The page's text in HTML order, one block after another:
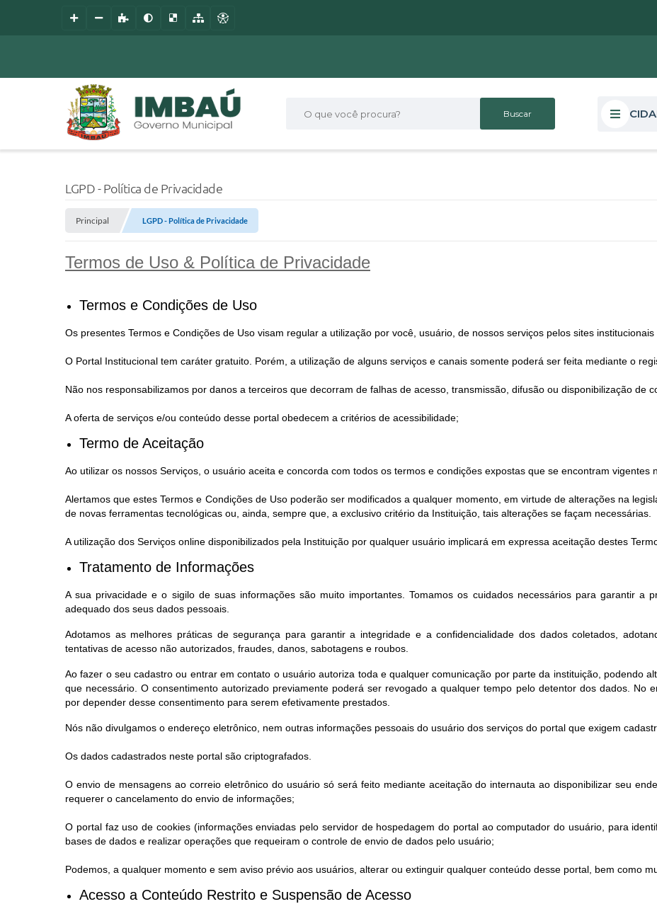
O que você procura?
LGPD - Política de Privacidade
Principal LGPD - Política de Privacidade
Termos de Uso & Política de Privacidade
Termos e Condições de Uso
Os presentes Termos e Condições de Uso visam regular a utilização por você, usuário, de nossos serviços pelos sites institucionais
O Portal Institucional tem caráter gratuito. Porém, a utilização de alguns serviços e canais somente poderá ser feita mediante o
Não nos responsabilizamos por danos a terceiros que decorram de falhas de acesso, transmissão, difusão ou disponibilização de
A oferta de serviços e/ou conteúdo desse portal obedecem a critérios de acessibilidade;
Termo de Aceitação
Ao utilizar os nossos Serviços, o usuário aceita e concorda com todos os termos e condições expostas que se encontram vigentes
Alertamos que estes Termos e Condições de Uso poderão ser modificados a qualquer momento, em virtude de alterações na
de novas ferramentas tecnológicas ou, ainda, sempre que, a exclusivo critério da Instituição, tais alterações se façam necessárias.
A utilização dos Serviços online disponibilizados pela Instituição por qualquer usuário implicará em expressa aceitação destes
Tratamento de Informações
A sua privacidade e o sigilo de suas informações são muito importantes. Tomamos os cuidados necessários para garantir a
adequado dos seus dados pessoais.
Adotamos as melhores práticas de segurança para garantir a integridade e a confidencialidade dos dados coletados,
tentativas de acesso não autorizados, fraudes, danos, sabotagens e roubos.
Ao fazer o seu cadastro ou entrar em contato o usuário autoriza toda e qualquer comunicação por parte da instituição, podendo
que necessário. O consentimento autorizado previamente poderá ser revogado a qualquer tempo pelo detentor dos dados. No
por depender desse consentimento para serem efetivamente prestados.
Nós não divulgamos o endereço eletrônico, nem outras informações pessoais do usuário dos serviços do portal que exigem
Os dados cadastrados neste portal são criptografados.
O envio de mensagens ao correio eletrônico do usuário só será feito mediante aceitação do internauta ao disponibilizar seu
requerer o cancelamento do envio de informações;
O portal faz uso de cookies (informações enviadas pelo servidor de hospedagem do portal ao computador do usuário, para
bases de dados e realizar operações que requeiram o controle de envio de dados pelo usuário;
Podemos, a qualquer momento e sem aviso prévio aos usuários, alterar ou extinguir qualquer conteúdo desse portal, bem como
Acesso a Conteúdo Restrito e Suspensão de Acesso​